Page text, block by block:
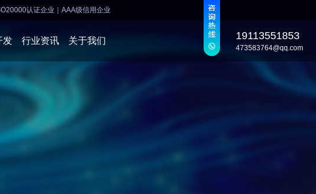
认证企业 AAA级信用企业
发 行业资讯
APP开发
系统开发
物联网开发
关于我们 19113551853
473583764@qq.com